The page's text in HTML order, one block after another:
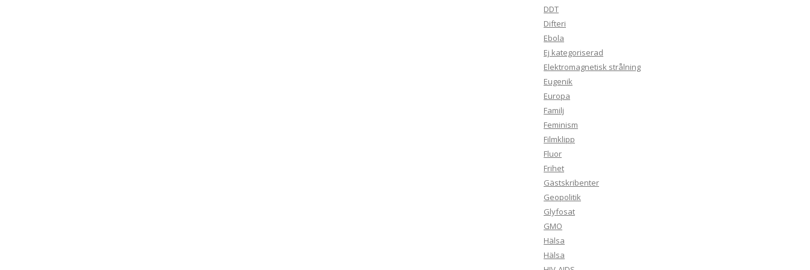
DDT
Difteri
Ebola
Ej kategoriserad
Elektromagnetisk strålning
Eugenik
Europa
Familj
Feminism
Filmklipp
Fluor
Frihet
Gästskribenter
Geopolitik
Glyfosat
GMO
Hälsa
Hälsa